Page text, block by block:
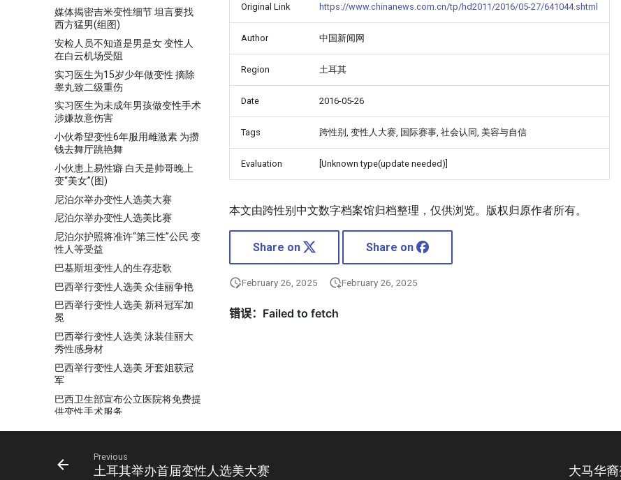
媒体揭密吉米变性细节 坦言要找
西方猛男(组图)
安检人员不知道是男是女 变性人
在白云机场受阻
实习医生为15岁少年做变性 摘除
睾丸致二级重伤
实习医生为未成年男孩做变性手术
涉嫌故意伤害
小伙希望变性6年服用雌激素 为攒
钱去舞厅跳艳舞
小伙患上易性癖 白天是帅哥晚上
变“美女”(图)
尼泊尔举办变性人选美大赛
尼泊尔举办变性人选美比赛
尼泊尔护照将准许“第三性”公民 变
性人等受益
巴基斯坦变性人的生存悲歌
巴西举行变性人选美 众佳丽争艳
巴西举行变性人选美 新科冠军加
冕
巴西举行变性人选美 泳装佳丽大
秀性感身材
巴西举行变性人选美 牙套姐获冠
军
巴西卫生部宣布公立医院将免费提
供变性手术服务
巴西圣保罗200万人参加同性恋游
广州性文化节新增变性模特走秀
被疑突破文化底线
Original Link https://www.chinanews.com.cn/tp/hd2011/2016/05-27/641044.shtml
Author 中国新闻网
Region 土耳其
Date 2016-05-26
Tags 跨性别, 变性人大赛, 国际赛事, 社会认同, 美容与自信
Evaluation [Unknown type(update needed)]
本文由跨性别中文数字档案馆归档整理，仅供浏览。版权归原作者所有。
Share on Share on
February 26, 2025 February 26, 2025
Previous
土耳其举办首届变性人选美大赛 大马华